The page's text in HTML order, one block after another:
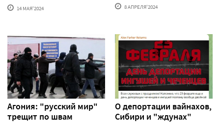
14 МАЯ'2024 8 АПРЕЛЯ'2024
Агония: "русский мир"
трещит по швам
О депортации вайнахов,
Сибири и "ждунах"